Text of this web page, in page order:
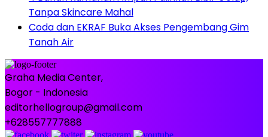
Tanpa Skincare Mahal
Coda dan EKRAF Buka Akses Pengembang Gim
Tanah Air
Graha Media Center,
Bogor - Indonesia
editorhellogroup@gmail.com
+628557777888